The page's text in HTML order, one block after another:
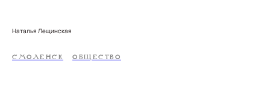
Наталья Лещинская
СМОЛЕНСК ОБЩЕСТВО